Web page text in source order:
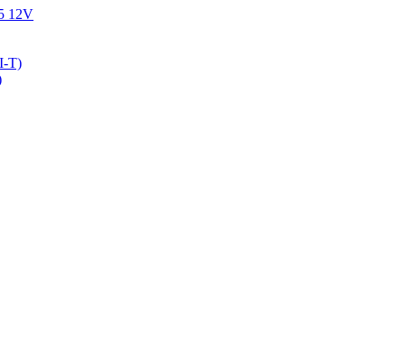
12V
T)